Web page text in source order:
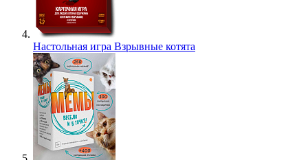
Настольная игра Взрывные котята